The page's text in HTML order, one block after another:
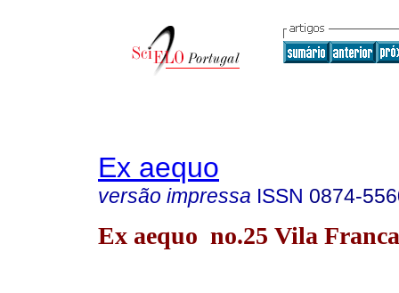
Ex aequo
versão impressa ISSN 0874-
Ex aequo no.25 Vila